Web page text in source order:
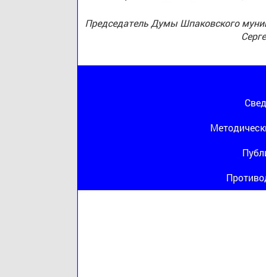
Председатель Думы Шпаковского